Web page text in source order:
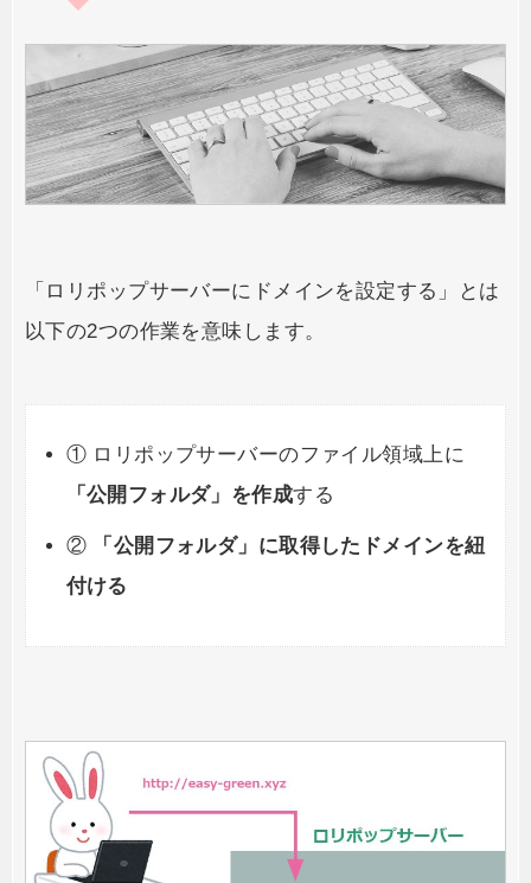
「ロリポップサーバーにドメインを設定する」とは
以下の2つの作業を意味します。
① ロリポップサーバーのファイル領域上に
「公開フォルダ」を作成する
②
「公開フォルダ」に取得したドメインを紐
付ける